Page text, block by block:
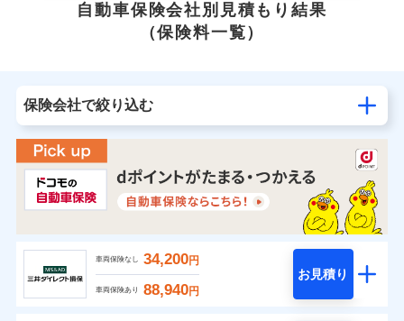
自動車保険会社別見積もり結果
（保険料一覧）
保険会社で絞り込む
車両保険なし 34,200円
車両保険あり 88,940円
お見積り